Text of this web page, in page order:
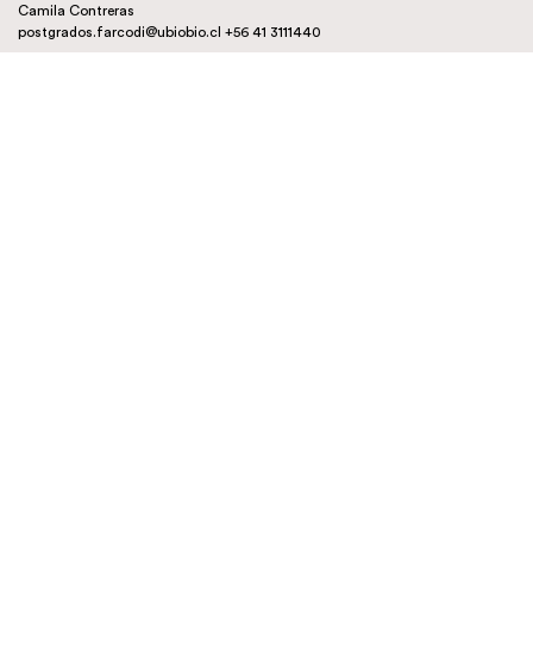
Camila Contreras
postgrados.farcodi@ubiobio.cl +56 41 3111440